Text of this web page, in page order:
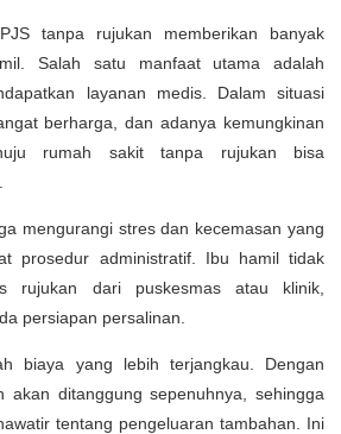
tanpa rujukan memberikan banyak
Salah satu manfaat utama adalah
layanan medis. Dalam situasi
berharga, dan adanya kemungkinan
rumah sakit tanpa rujukan bisa
mengurangi stres dan kecemasan yang
prosedur administratif. Ibu hamil tidak
rujukan dari puskesmas atau klinik,
persiapan persalinan.
biaya yang lebih terjangkau. Dengan
akan ditanggung sepenuhnya, sehingga
tentang pengeluaran tambahan. Ini